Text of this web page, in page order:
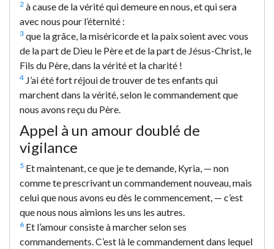
2 à cause de la vérité qui demeure en nous, et qui sera
avec nous pour l’éternité :
3 que la grâce, la miséricorde et la paix soient avec vous
de la part de Dieu le Père et de la part de Jésus-Christ, le
Fils du Père, dans la vérité et la charité !
4 J’ai été fort réjoui de trouver de tes enfants qui
marchent dans la vérité, selon le commandement que
nous avons reçu du Père.
Appel à un amour doublé de
vigilance
5 Et maintenant, ce que je te demande, Kyria, — non
comme te prescrivant un commandement nouveau, mais
celui que nous avons eu dès le commencement, — c’est
que nous nous aimions les uns les autres.
6 Et l’amour consiste à marcher selon ses
commandements. C’est là le commandement dans lequel